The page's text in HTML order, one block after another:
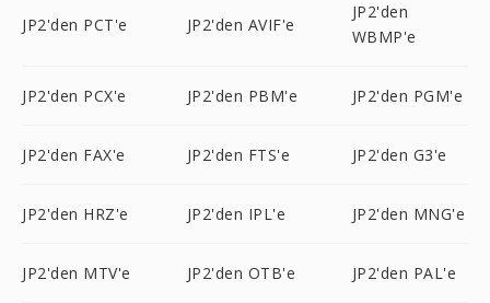
JP2'den PCT'e JP2'den AVIF'e
JP2'den
WBMP'e
JP2'den PCX'e JP2'den PBM'e JP2'den PGM'e
JP2'den FAX'e JP2'den FTS'e JP2'den G3'e
JP2'den HRZ'e JP2'den IPL'e JP2'den MNG'e
JP2'den MTV'e JP2'den OTB'e JP2'den PAL'e